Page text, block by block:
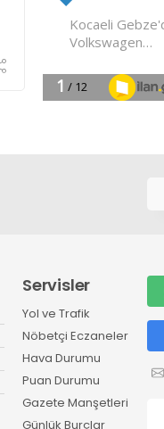
Servisler
Yol ve Trafik
Nöbetçi Eczaneler
Hava Durumu
Puan Durumu
Gazete Manşetleri
Günlük Burçlar